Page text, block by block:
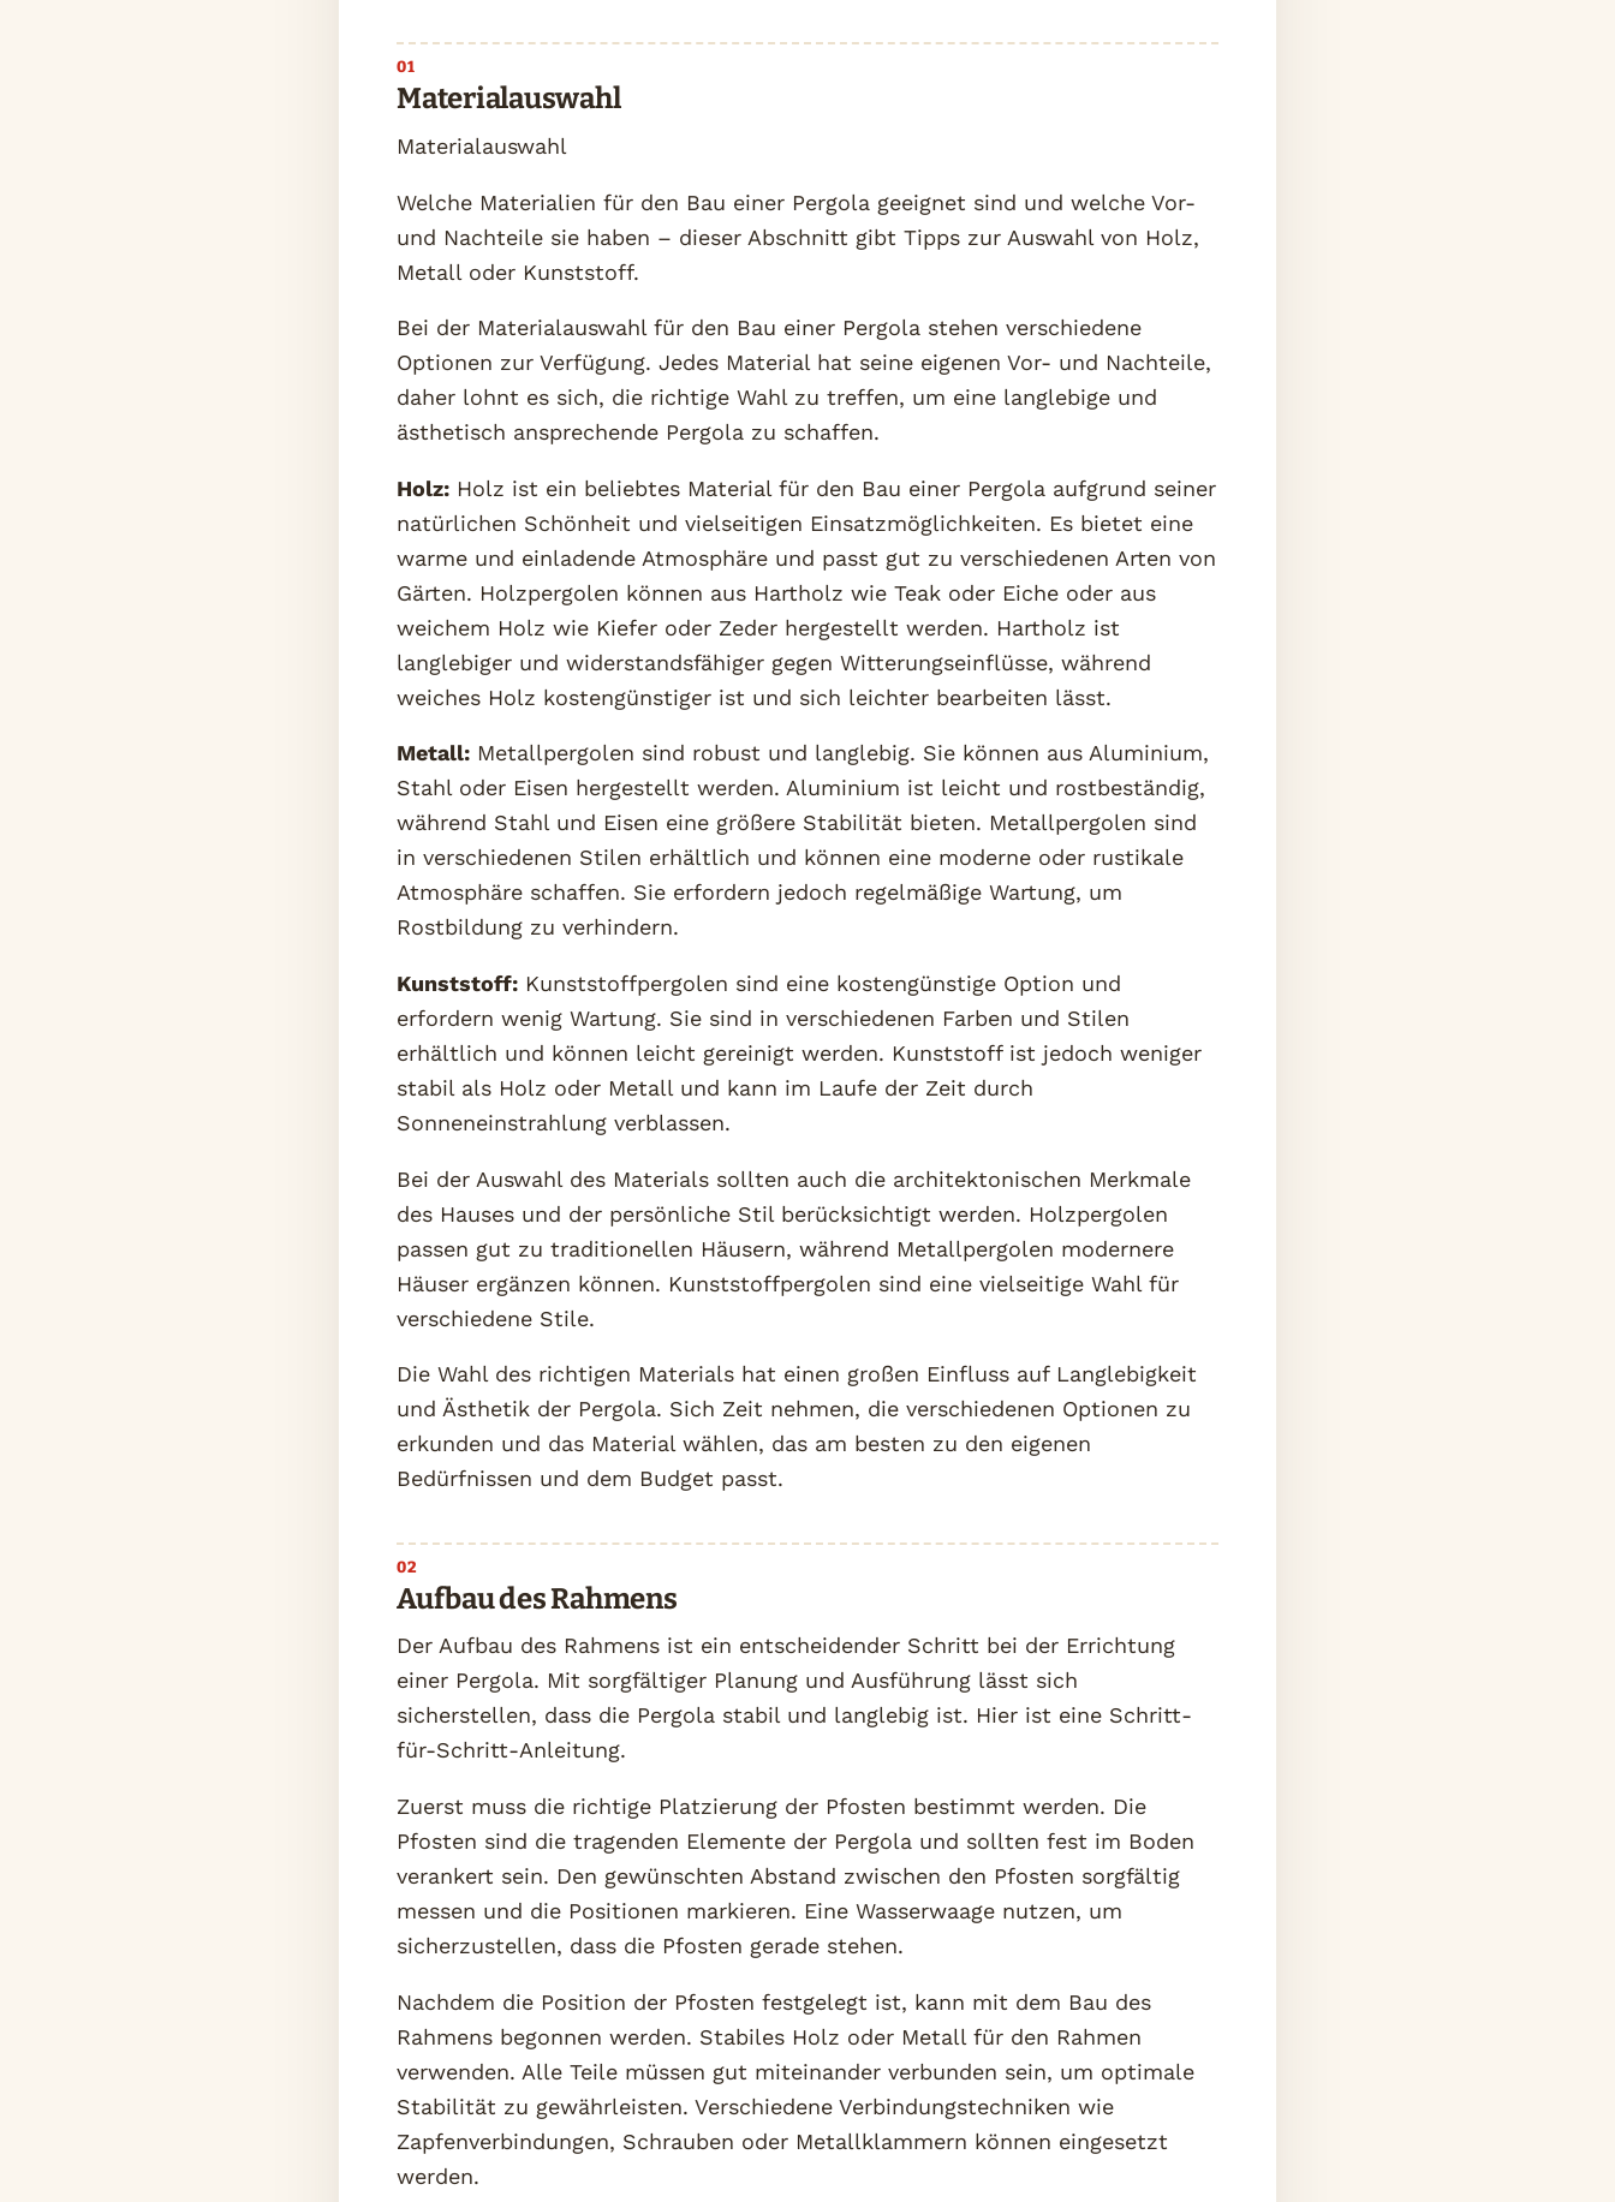
Materialauswahl
Materialauswahl
Welche Materialien für den Bau einer Pergola geeignet sind und welche Vor-
und Nachteile sie haben – dieser Abschnitt gibt Tipps zur Auswahl von Holz,
Metall oder Kunststoff.
Bei der Materialauswahl für den Bau einer Pergola stehen verschiedene
Optionen zur Verfügung. Jedes Material hat seine eigenen Vor- und Nachteile,
daher lohnt es sich, die richtige Wahl zu treffen, um eine langlebige und
ästhetisch ansprechende Pergola zu schaffen.
Holz: Holz ist ein beliebtes Material für den Bau einer Pergola aufgrund seiner
natürlichen Schönheit und vielseitigen Einsatzmöglichkeiten. Es bietet eine
warme und einladende Atmosphäre und passt gut zu verschiedenen Arten von
Gärten. Holzpergolen können aus Hartholz wie Teak oder Eiche oder aus
weichem Holz wie Kiefer oder Zeder hergestellt werden. Hartholz ist
langlebiger und widerstandsfähiger gegen Witterungseinflüsse, während
weiches Holz kostengünstiger ist und sich leichter bearbeiten lässt.
Metall: Metallpergolen sind robust und langlebig. Sie können aus Aluminium,
Stahl oder Eisen hergestellt werden. Aluminium ist leicht und rostbeständig,
während Stahl und Eisen eine größere Stabilität bieten. Metallpergolen sind
in verschiedenen Stilen erhältlich und können eine moderne oder rustikale
Atmosphäre schaffen. Sie erfordern jedoch regelmäßige Wartung, um
Rostbildung zu verhindern.
Kunststoff: Kunststoffpergolen sind eine kostengünstige Option und
erfordern wenig Wartung. Sie sind in verschiedenen Farben und Stilen
erhältlich und können leicht gereinigt werden. Kunststoff ist jedoch weniger
stabil als Holz oder Metall und kann im Laufe der Zeit durch
Sonneneinstrahlung verblassen.
Bei der Auswahl des Materials sollten auch die architektonischen Merkmale
des Hauses und der persönliche Stil berücksichtigt werden. Holzpergolen
passen gut zu traditionellen Häusern, während Metallpergolen modernere
Häuser ergänzen können. Kunststoffpergolen sind eine vielseitige Wahl für
verschiedene Stile.
Die Wahl des richtigen Materials hat einen großen Einfluss auf Langlebigkeit
und Ästhetik der Pergola. Sich Zeit nehmen, die verschiedenen Optionen zu
erkunden und das Material wählen, das am besten zu den eigenen
Bedürfnissen und dem Budget passt.
Aufbau des Rahmens
Der Aufbau des Rahmens ist ein entscheidender Schritt bei der Errichtung
einer Pergola. Mit sorgfältiger Planung und Ausführung lässt sich
sicherstellen, dass die Pergola stabil und langlebig ist. Hier ist eine Schritt-
für-Schritt-Anleitung.
Zuerst muss die richtige Platzierung der Pfosten bestimmt werden. Die
Pfosten sind die tragenden Elemente der Pergola und sollten fest im Boden
verankert sein. Den gewünschten Abstand zwischen den Pfosten sorgfältig
messen und die Positionen markieren. Eine Wasserwaage nutzen, um
sicherzustellen, dass die Pfosten gerade stehen.
Nachdem die Position der Pfosten festgelegt ist, kann mit dem Bau des
Rahmens begonnen werden. Stabiles Holz oder Metall für den Rahmen
verwenden. Alle Teile müssen gut miteinander verbunden sein, um optimale
Stabilität zu gewährleisten. Verschiedene Verbindungstechniken wie
Zapfenverbindungen, Schrauben oder Metallklammern können eingesetzt
werden.